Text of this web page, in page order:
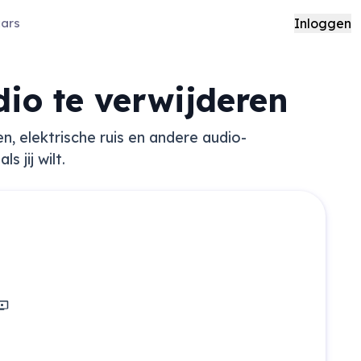
Inloggen
te verwijderen
elektrische ruis en andere audio-
jij wilt.